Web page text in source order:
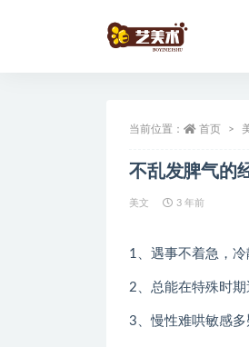
当前位置： 首页
不乱发脾气的
美文 3 年前
1、遇事不着急，
2、总能在特殊时期
3、慢性难哄敏感多